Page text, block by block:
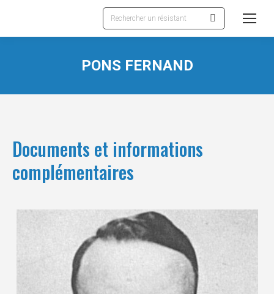
Recherche
:
PONS FERNAND
Documents et informations
complémentaires